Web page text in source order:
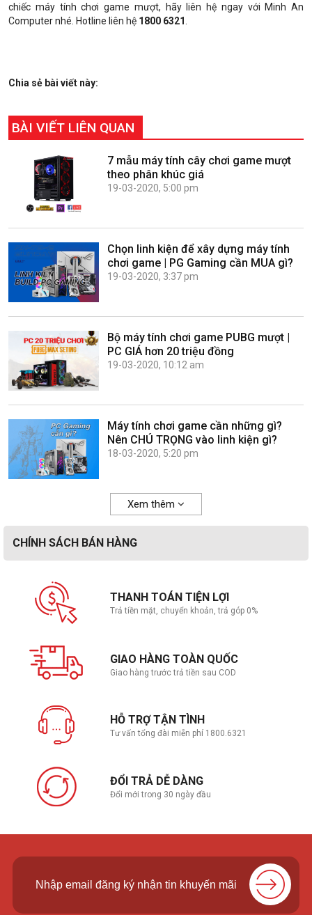
chiếc máy tính chơi game mượt, hãy liên hệ ngay với Minh An
Computer nhé. Hotline liên hệ 1800 6321.
Chia sẻ bài viết này:
BÀI VIẾT LIÊN QUAN
7 mẫu máy tính cây chơi game mượt
theo phân khúc giá
19-03-2020, 5:00 pm
Chọn linh kiện để xây dựng máy tính
chơi game | PG Gaming cần MUA gì?
19-03-2020, 3:37 pm
Bộ máy tính chơi game PUBG mượt |
PC GIÁ hơn 20 triệu đồng
19-03-2020, 10:12 am
Máy tính chơi game cần những gì?
Nên CHÚ TRỌNG vào linh kiện gì?
18-03-2020, 5:20 pm
Xem thêm
CHÍNH SÁCH BÁN HÀNG
THANH TOÁN TIỆN LỢI
Trả tiền mặt, chuyển khoản, trả góp 0%
GIAO HÀNG TOÀN QUỐC
Giao hàng trước trả tiền sau COD
HỖ TRỢ TẬN TÌNH
Tư vấn tổng đài miễn phí 1800.6321
ĐỔI TRẢ DỄ DÀNG
Đổi mới trong 30 ngày đầu